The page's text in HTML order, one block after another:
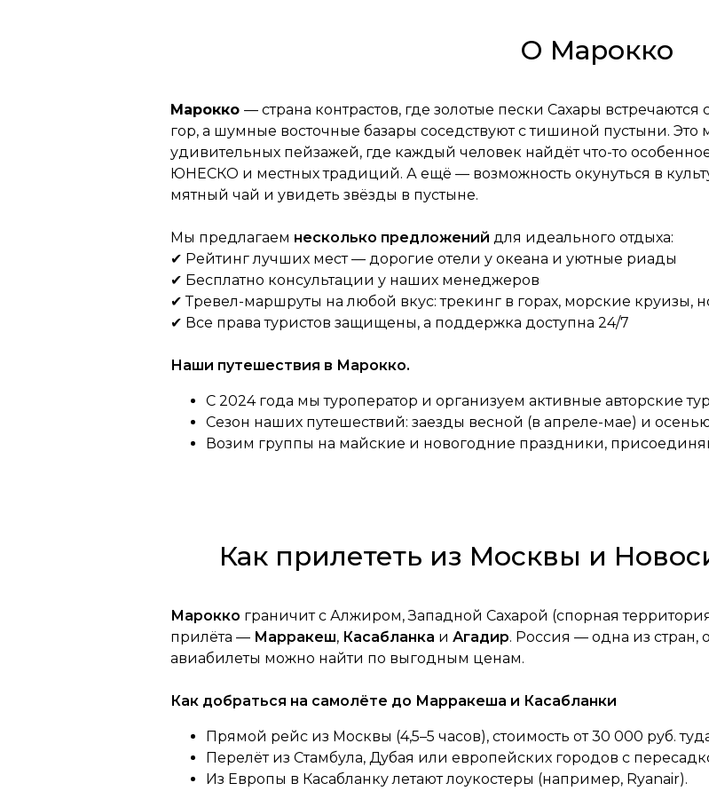
О Марокко
Марокко — страна контрастов, где золотые пески Сахары
гор, а шумные восточные базары соседствуют с тишиной пустыни. Это
удивительных пейзажей, где каждый человек найдёт что-то
ЮНЕСКО и местных традиций. А ещё — возможность окунуться в
мятный чай и увидеть звёзды в пустыне.
Мы предлагаем несколько предложений для идеального отдыха:
✔ Рейтинг лучших мест — дорогие отели у океана и уютные риады
✔ Бесплатно консультации у наших менеджеров
✔ Тревел-маршруты на любой вкус: трекинг в горах, морские круизы,
✔ Все права туристов защищены, а поддержка доступна 24/7
Наши путешествия в Марокко.
С 2024 года мы туроператор и организуем активные авторские
Сезон наших путешествий: заезды весной (в апреле-мае) и
Возим группы на майские и новогодние праздники,
Как прилететь из Москвы и
Марокко граничит с Алжиром, Западной Сахарой (спорная
прилёта — Марракеш, Касабланка и Агадир. Россия — одна из стран,
авиабилеты можно найти по выгодным ценам.
Как добраться на самолёте до Марракеша и Касабланки
Прямой рейс из Москвы (4,5–5 часов), стоимость от 30 000 руб.
Перелёт из Стамбула, Дубая или европейских городов с
Из Европы в Касабланку летают лоукостеры (например, Ryanair).